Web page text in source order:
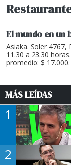
El mundo en un
Asiaka. Soler 4767,
11.30 a 23.30
promedio: $ 17.000.
MÁS LEÍDAS
1
2